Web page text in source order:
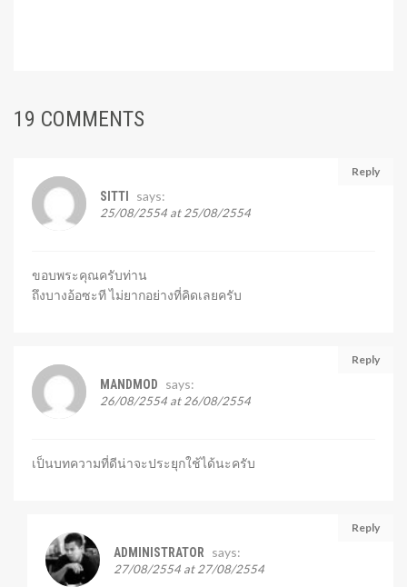
19 COMMENTS
Reply
SITTI says:
25/08/2554 at 25/08/2554
ขอบพระคุณครับท่าน
ถึงบางอ้อซะที ไม่ยากอย่างที่คิดเลยครับ
Reply
MANDMOD says:
26/08/2554 at 26/08/2554
เป็นบทความที่ดีน่าจะประยุกใช้ได้นะครับ
Reply
ADMINISTRATOR says:
27/08/2554 at 27/08/2554